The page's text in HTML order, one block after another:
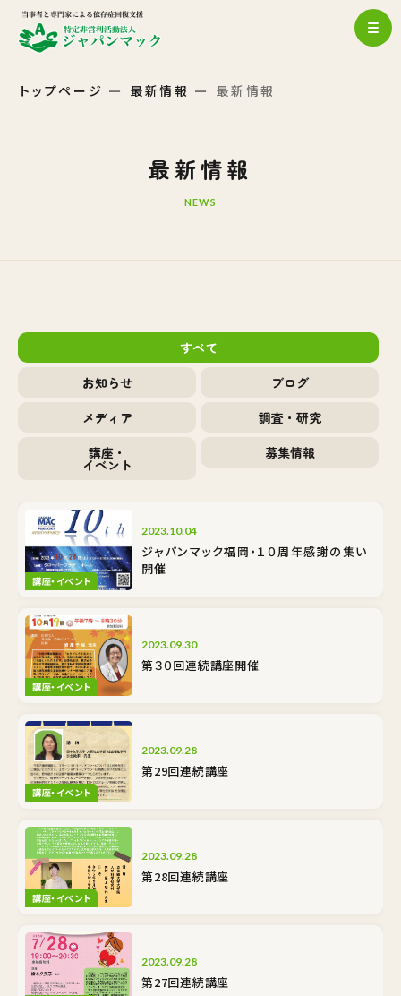
トップページ 最新情報 最新情報
最新情報
NEWS
すべて
お知らせ
ブログ
メディア
調査・研究
講座・
イベント
募集情報
講座・イベント
2023.10.04
ジャパンマック福岡・１０周年感謝の集い
開催
講座・イベント
2023.09.30
第３０回連続講座開催
講座・イベント
2023.09.28
第29回連続講座
講座・イベント
2023.09.28
第28回連続講座
2023.09.28
第27回連続講座